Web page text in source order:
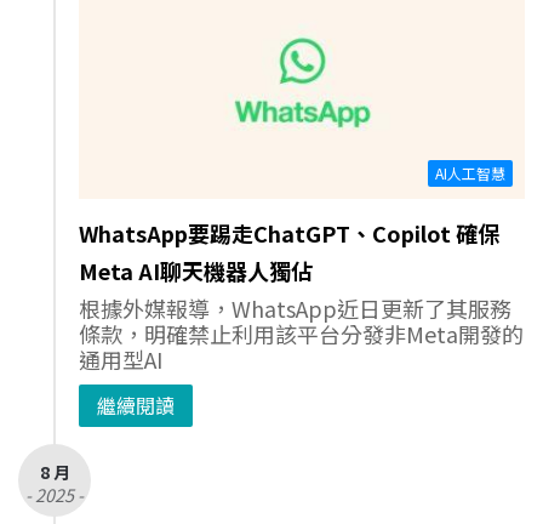
AI人工智慧
WhatsApp要踢走ChatGPT、Copilot 確保
Meta AI聊天機器人獨佔
根據外媒報導，WhatsApp近日更新了其服務
條款，明確禁止利用該平台分發非Meta開發的
通用型AI
繼續閱讀
8 月
- 2025 -